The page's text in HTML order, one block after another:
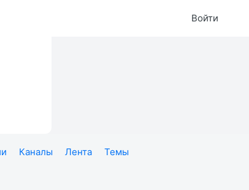
Войти
Каналы Лента
Темы